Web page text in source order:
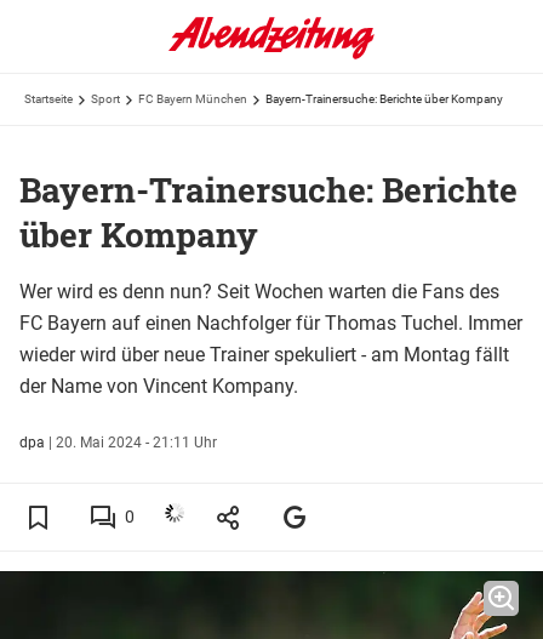
Startseite Sport FC Bayern München Bayern-Trainersuche: Berichte über Kompany
Bayern-Trainersuche: Berichte
über Kompany
Wer wird es denn nun? Seit Wochen warten die Fans des
FC Bayern auf einen Nachfolger für Thomas Tuchel. Immer
wieder wird über neue Trainer spekuliert - am Montag fällt
der Name von Vincent Kompany.
dpa | 20. Mai 2024 - 21:11 Uhr
0